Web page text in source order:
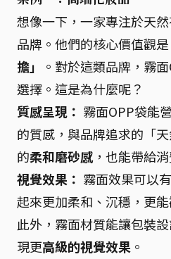
想像一下，一家專注於天
品牌。他們的核心價值觀是
擔」
。對於這類品牌，霧
選擇。這是為什麼呢？
質感呈現： 霧面OPP袋能
的質感，與品牌追求的「
的柔和磨砂感，也能帶給
視覺效果： 霧面效果可以
起來更加柔和、沉穩，更
此外，霧面材質能讓包裝
現更高級的視覺效果 。